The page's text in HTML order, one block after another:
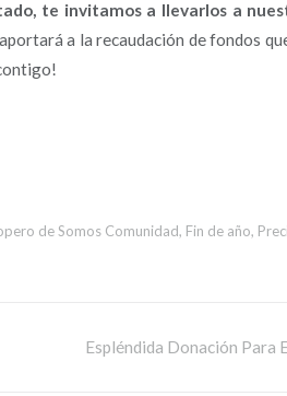
te invitamos a llevarlos a
a la recaudación de fondos
de Somos Comunidad, Fin de año,
Espléndida Donación Para